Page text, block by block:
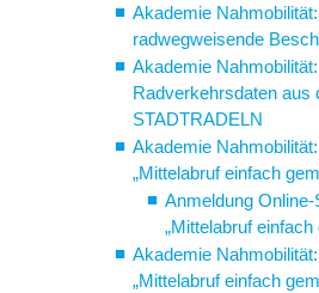
Akademie
radwegweisende
Akademie
Radverkehrsdaten aus
STADTRADELN
Akademie
„Mittelabruf einfach
Anmeldung
„Mittelabruf einfach
Akademie
„Mittelabruf einfach